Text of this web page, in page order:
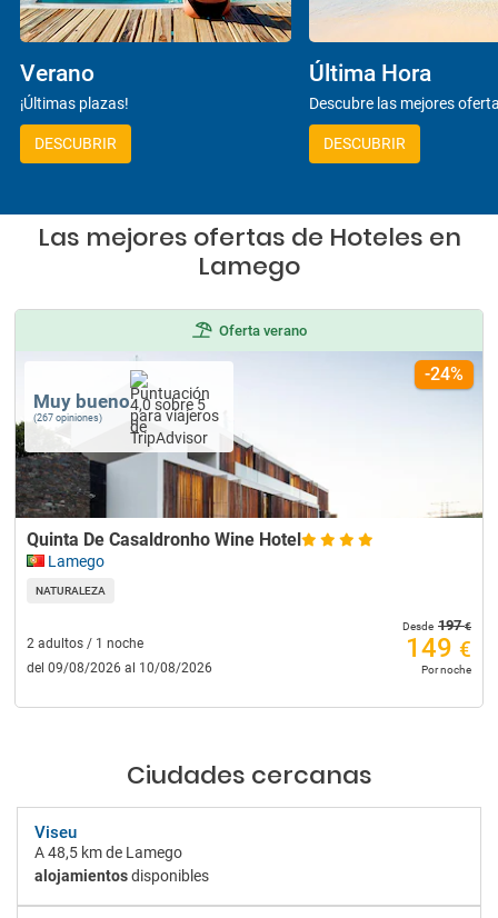
Verano
¡Últimas plazas!
DESCUBRIR
Última Hora
Descubre las mejores
DESCUBRIR
Las mejores ofertas de Hoteles en
Lamego
Oferta verano
Muy bueno
(267 opiniones)
Quinta De Casaldronho Wine Hotel
Lamego
NATURALEZA
2 adultos / 1 noche
del 09/08/2026 al 10/08/2026
-24%
Desde 197€
149 €
Por noche
Ciudades cercanas
Viseu
A48,5 kmde Lamego
alojamientosdisponibles